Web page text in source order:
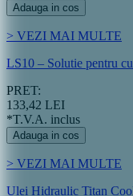
Adauga in cos
> VEZI MAI MULTE
LS10 – Solutie pentru
PRET:
133,42 LEI
*T.V.A. inclus
Adauga in cos
> VEZI MAI MULTE
Ulei Hidraulic Titan